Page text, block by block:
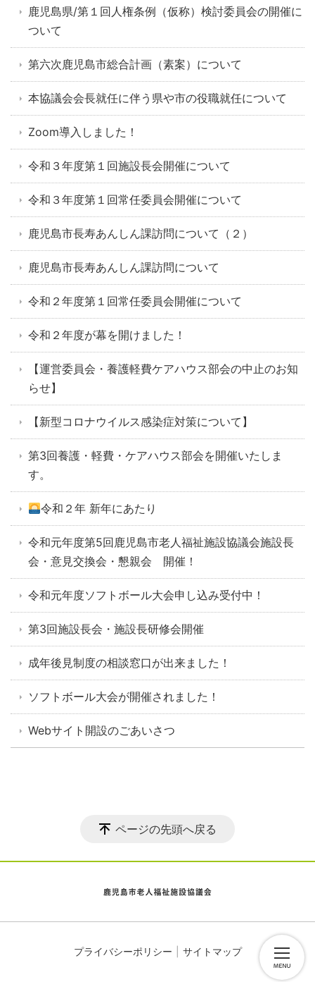
鹿児島県/第１回人権条例（仮称）検討委員会の開催に
ついて
第六次鹿児島市総合計画（素案）について
本協議会会長就任に伴う県や市の役職就任について
Zoom導入しました！
令和３年度第１回施設長会開催について
令和３年度第１回常任委員会開催について
鹿児島市長寿あんしん課訪問について（２）
鹿児島市長寿あんしん課訪問について
令和２年度第１回常任委員会開催について
令和２年度が幕を開けました！
【運営委員会・養護軽費ケアハウス部会の中止のお知
らせ】
【新型コロナウイルス感染症対策について】
第3回養護・軽費・ケアハウス部会を開催いたしま
す。
令和２年 新年にあたり
令和元年度第5回鹿児島市老人福祉施設協議会施設長
会・意見交換会・懇親会 開催！
令和元年度ソフトボール大会申し込み受付中！
第3回施設長会・施設長研修会開催
成年後見制度の相談窓口が出来ました！
ソフトボール大会が開催されました！
Webサイト開設のごあいさつ
ページの先頭へ戻る
プライバシーポリシー サイトマップ